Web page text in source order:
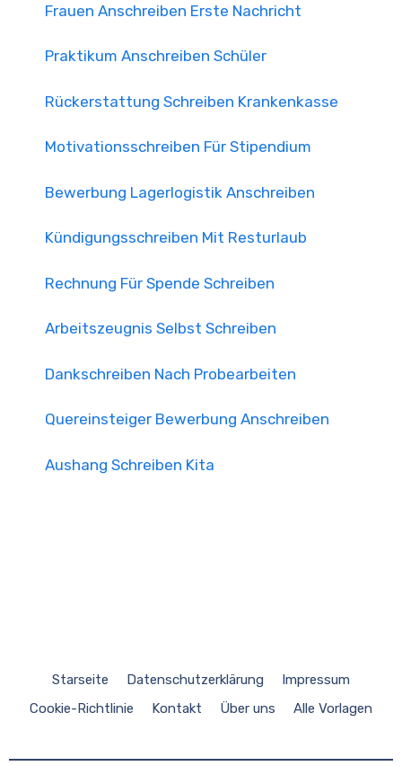
Frauen Anschreiben Erste Nachricht
Praktikum Anschreiben Schüler
Rückerstattung Schreiben Krankenkasse
Motivationsschreiben Für Stipendium
Bewerbung Lagerlogistik Anschreiben
Kündigungsschreiben Mit Resturlaub
Rechnung Für Spende Schreiben
Arbeitszeugnis Selbst Schreiben
Dankschreiben Nach Probearbeiten
Quereinsteiger Bewerbung Anschreiben
Aushang Schreiben Kita
Starseite Datenschutzerklärung
Impressum
Cookie-Richtlinie
Kontakt Über uns Alle Vorlagen